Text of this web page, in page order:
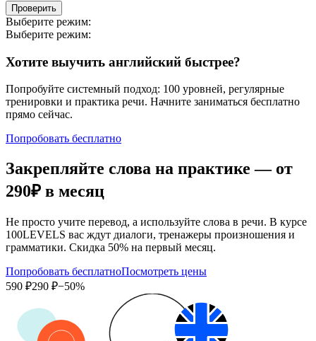
Проверить
Выберите режим:
Выберите режим:
Хотите выучить английский быстрее?
Попробуйте системный подход: 100 уровней, регулярные
тренировки и практика речи. Начните заниматься бесплатно
прямо сейчас.
Попробовать бесплатно
Закрепляйте слова на практике — от
290₽ в месяц
Не просто учите перевод, а используйте слова в речи. В курсе
100LEVELS вас ждут диалоги, тренажеры произношения и
грамматики. Скидка 50% на первый месяц.
Попробовать бесплатноПосмотреть цены
590 ₽290 ₽−50%